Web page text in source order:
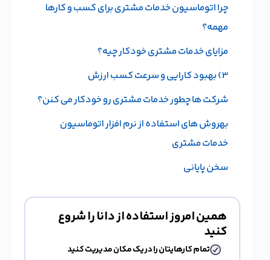
چرا اتوماسیون خدمات مشتری برای کسب و کارها
مهمه؟
مزایای خدمات مشتری خودکار چیه؟
3) بهبود کارایی و سرعت کسب ارزش
شرکت ها چطور خدمات مشتری رو خودکار می کنن؟
بهروش های استفاده از نرم افزار اتوماسیون
خدمات مشتری
سخن پایانی
همین امروز استفاده از دانا را شروع
کنید
تمام کارهایتان را در یک مکان مدیریت کنید